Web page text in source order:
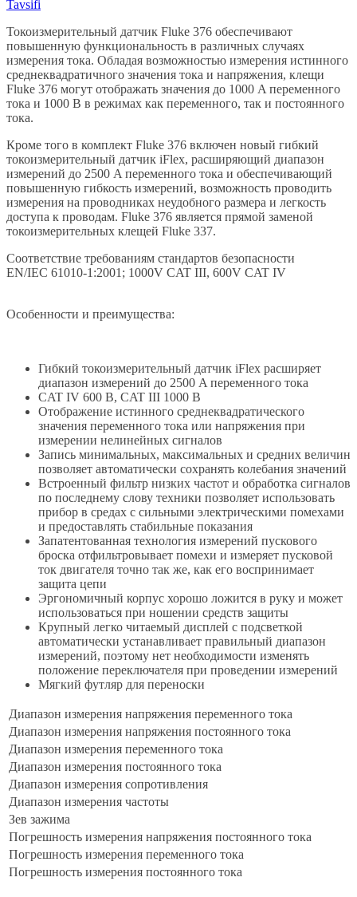
Tavsifi
Токоизмерительный датчик Fluke 376 обеспечивают
повышенную функциональность в различных случаях
измерения тока. Обладая возможностью измерения истинного
среднеквадратичного значения тока и напряжения, клещи
Fluke 376 могут отображать значения до 1000 A переменного
тока и 1000 В в режимах как переменного, так и постоянного
тока.
Кроме того в комплект Fluke 376 включен новый гибкий
токоизмерительный датчик iFlex, расширяющий диапазон
измерений до 2500 A переменного тока и обеспечивающий
повышенную гибкость измерений, возможность проводить
измерения на проводниках неудобного размера и легкость
доступа к проводам. Fluke 376 является прямой заменой
токоизмерительных клещей Fluke 337.
Соответствие требованиям стандартов безопасности
EN/IEC 61010-1:2001; 1000V CAT III, 600V CAT IV
Особенности и преимущества:
Гибкий токоизмерительный датчик iFlex расширяет
диапазон измерений до 2500 A переменного тока
CAT IV 600 В, CAT III 1000 В
Отображение истинного среднеквадратического
значения переменного тока или напряжения при
измерении нелинейных сигналов
Запись минимальных, максимальных и средних величин
позволяет автоматически сохранять колебания значений
Встроенный фильтр низких частот и обработка сигналов
по последнему слову техники позволяет использовать
прибор в средах с сильными электрическими помехами
и предоставлять стабильные показания
Запатентованная технология измерений пускового
броска отфильтровывает помехи и измеряет пусковой
ток двигателя точно так же, как его воспринимает
защита цепи
Эргономичный корпус хорошо ложится в руку и может
использоваться при ношении средств защиты
Крупный легко читаемый дисплей с подсветкой
автоматически устанавливает правильный диапазон
измерений, поэтому нет необходимости изменять
положение переключателя при проведении измерений
Мягкий футляр для переноски
Диапазон измерения напряжения переменного тока
Диапазон измерения напряжения постоянного тока
Диапазон измерения переменного тока
Диапазон измерения постоянного тока
Диапазон измерения сопротивления
Диапазон измерения частоты
Зев зажима
Погрешность измерения напряжения постоянного тока
Погрешность измерения переменного тока
Погрешность измерения постоянного тока